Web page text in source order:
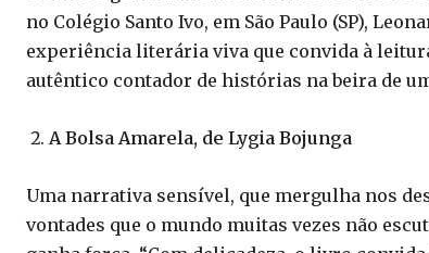
no Colégio Santo Ivo, em São Paulo (SP),
experiência literária viva que convida à
autêntico contador de histórias na beira de
A Bolsa Amarela, de Lygia Bojunga
Uma narrativa sensível, que mergulha nos
vontades que o mundo muitas vezes não